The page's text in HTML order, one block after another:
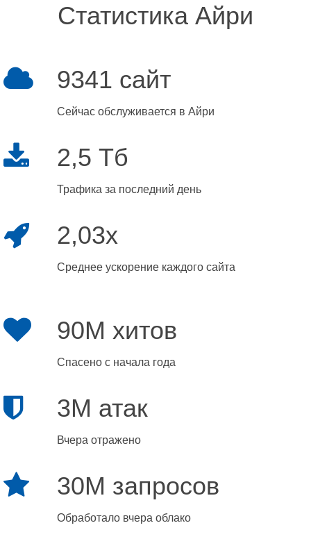
Статистика Айри
9341 сайт
Сейчас обслуживается в Айри
2,5 Тб
Трафика за последний день
2,03x
Среднее ускорение каждого сайта
90M хитов
Спасено с начала года
3M атак
Вчера отражено
30M запросов
Обработало вчера облако